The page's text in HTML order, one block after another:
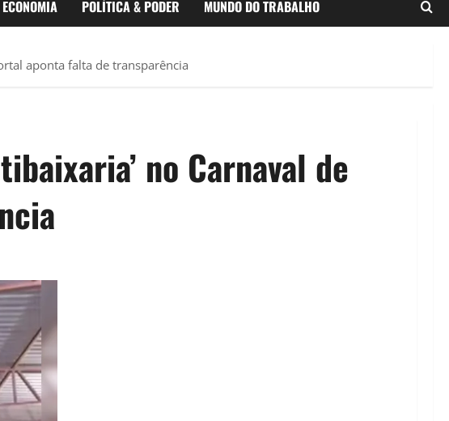
ECONOMIA POLÍTICA & PODER MUNDO DO TRABALHO
aponta falta de transparência
no Carnaval de